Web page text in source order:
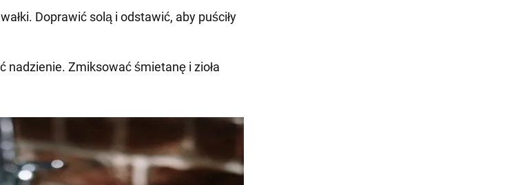
Doprawić solą i odstawić, aby puściły
nadzienie. Zmiksować śmietanę i zioła